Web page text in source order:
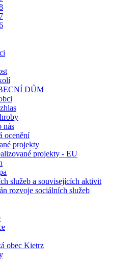
DŮM
nás
ocenění
projekty
projekty - EU
služeb a souvisejících aktivit
rozvoje sociálních služeb
obec Kietrz